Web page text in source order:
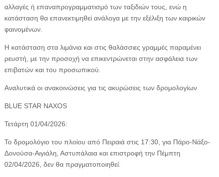
αλλαγές ή επαναπρογραμματισμό των ταξιδιών τους, ενώ η
κατάσταση θα επανεκτιμηθεί ανάλογα με την εξέλιξη των καιρικών
φαινομένων.
Η κατάσταση στα λιμάνια και στις θαλάσσιες γραμμές παραμένει
ρευστή, με την προσοχή να επικεντρώνεται στην ασφάλεια των
επιβατών και του προσωπικού.
Αναλυτικά οι ανακοινώσεις για τις ακυρώσεις των δρομολογίων
BLUE STAR NAXOS
Τετάρτη 01/04/2026:
Το δρομολόγιο του πλοίου από Πειραιά στις 17:30, για Πάρο-Νάξο-
Δονούσα-Αιγιάλη, Αστυπάλαια και επιστροφή την Πέμπτη
02/04/2026, δεν θα πραγματοποιηθεί.